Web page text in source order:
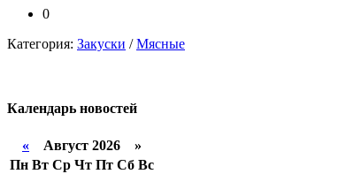
0
Категория: Закуски /Мясные
Календарь новостей
« Август 2026 »
Пн Вт Ср Чт Пт Сб Вс